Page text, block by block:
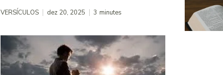
VERSÍCULOS dez 20, 2025 3 minutes